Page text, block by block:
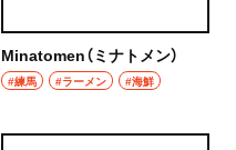
Minatomen（ミナトメン）
#練馬 #ラーメン #海鮮